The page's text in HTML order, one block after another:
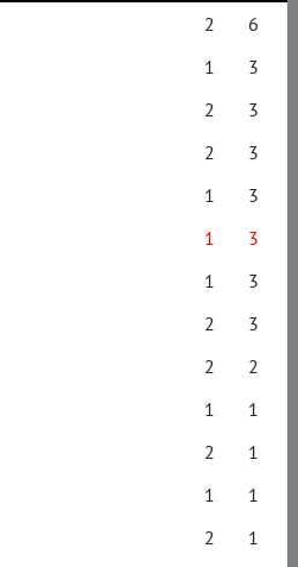
2
6
1
3
2
3
2
3
1
3
1
3
1
3
2
3
2
2
1
1
2
1
1
1
2
1